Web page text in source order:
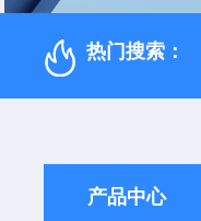
热门搜索：
产品中心